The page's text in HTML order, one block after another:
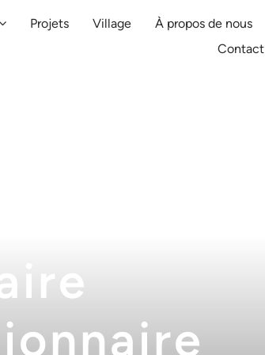
Projets Village À propos de nous
Contact